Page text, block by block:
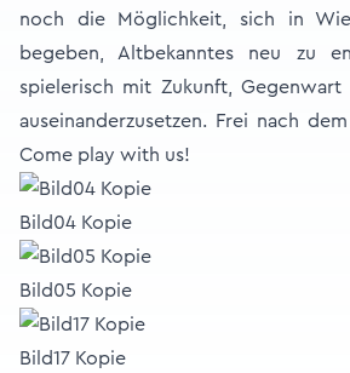
noch die Möglichkeit, sich in
begeben, Altbekanntes neu zu
spielerisch mit Zukunft, Gegenwart
auseinanderzusetzen. Frei nach
Come play with us!
Bild04 Kopie
Bild05 Kopie
Bild17 Kopie